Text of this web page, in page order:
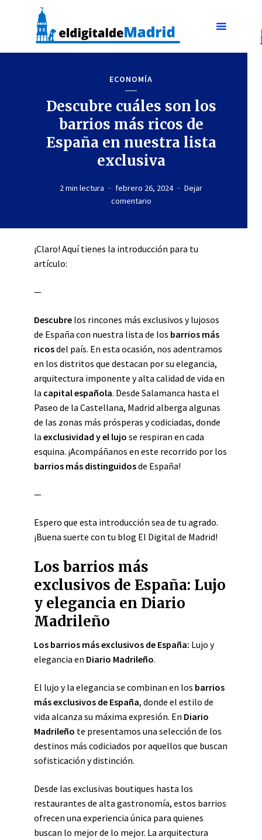
ECONOMÍA
Descubre cuáles son los
barrios más ricos de
España en nuestra lista
exclusiva
2 min lectura febrero 26, 2024
Dejar
comentario
¡Claro! Aquí tienes la introducción para tu
artículo:
—
Descubre los rincones más exclusivos y lujosos
de España con nuestra lista de los barrios más
ricosdel país. En esta ocasión, nos adentramos
en los distritos que destacan por su elegancia,
arquitectura imponente y alta calidad de vida en
la capital española. Desde Salamanca hasta el
Paseo de la Castellana, Madrid alberga algunas
de las zonas más prósperas y codiciadas, donde
la exclusividad y el lujo se respiran en cada
esquina. ¡Acompáñanos en este recorrido por los
barrios más distinguidosde España!
—
Espero que esta introducción sea de tu agrado.
¡Buena suerte con tu blog El Digital de Madrid!
Los barrios más
exclusivos de España: Lujo
y elegancia en Diario
Madrileño
Los barrios más exclusivos de España: Lujo y
elegancia en Diario Madrileño.
El lujo y la elegancia se combinan en los barrios
más exclusivos de España, donde el estilo de
vida alcanza su máxima expresión. En Diario
Madrileño te presentamos una selección de los
destinos más codiciados por aquellos que buscan
sofisticación y distinción.
Desde las exclusivas boutiques hasta los
restaurantes de alta gastronomía, estos barrios
ofrecen una experiencia única para quienes
buscan lo mejor de lo mejor. La arquitectura